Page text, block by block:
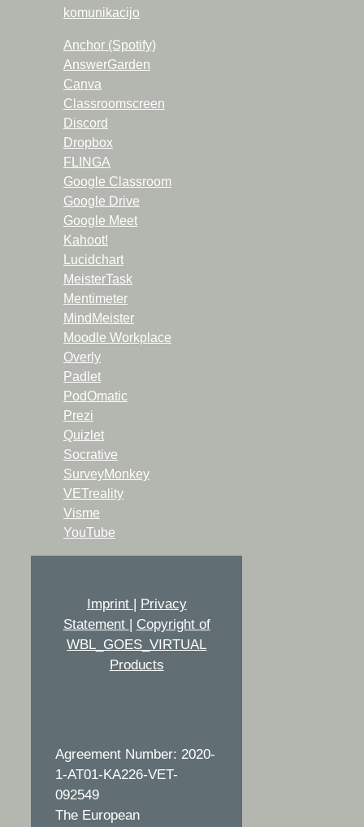
komunikacijo
Anchor (Spotify)
AnswerGarden
Canva
Classroomscreen
Discord
Dropbox
FLINGA
Google Classroom
Google Drive
Google Meet
Kahoot!
Lucidchart
MeisterTask
Mentimeter
MindMeister
Moodle Workplace
Overly
Padlet
PodOmatic
Prezi
Quizlet
Socrative
SurveyMonkey
VETreality
Visme
YouTube
Imprint
Privacy
Statement
Copyright of
WBL_GOES_VIRTUAL
Products
Agreement Number: 2020-
1-AT01-KA226-VET-
092549
The European